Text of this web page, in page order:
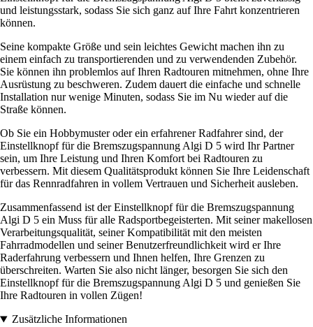
und leistungsstark, sodass Sie sich ganz auf Ihre Fahrt konzentrieren
können.
Seine kompakte Größe und sein leichtes Gewicht machen ihn zu
einem einfach zu transportierenden und zu verwendenden Zubehör.
Sie können ihn problemlos auf Ihren Radtouren mitnehmen, ohne Ihre
Ausrüstung zu beschweren. Zudem dauert die einfache und schnelle
Installation nur wenige Minuten, sodass Sie im Nu wieder auf die
Straße können.
Ob Sie ein Hobbymuster oder ein erfahrener Radfahrer sind, der
Einstellknopf für die Bremszugspannung Algi D 5 wird Ihr Partner
sein, um Ihre Leistung und Ihren Komfort bei Radtouren zu
verbessern. Mit diesem Qualitätsprodukt können Sie Ihre Leidenschaft
für das Rennradfahren in vollem Vertrauen und Sicherheit ausleben.
Zusammenfassend ist der Einstellknopf für die Bremszugspannung
Algi D 5 ein Muss für alle Radsportbegeisterten. Mit seiner makellosen
Verarbeitungsqualität, seiner Kompatibilität mit den meisten
Fahrradmodellen und seiner Benutzerfreundlichkeit wird er Ihre
Raderfahrung verbessern und Ihnen helfen, Ihre Grenzen zu
überschreiten. Warten Sie also nicht länger, besorgen Sie sich den
Einstellknopf für die Bremszugspannung Algi D 5 und genießen Sie
Ihre Radtouren in vollen Zügen!
Zusätzliche Informationen